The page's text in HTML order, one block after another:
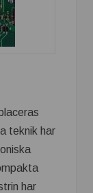
teknik har
har